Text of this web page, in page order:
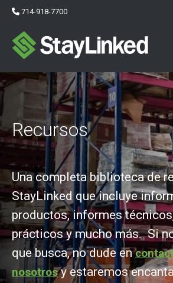
714-918-7700
Recursos
Una completa biblioteca de
StayLinked que incluye
productos, informes
prácticos y mucho más. Si
que busca, no dude en
nosotrosy estaremos